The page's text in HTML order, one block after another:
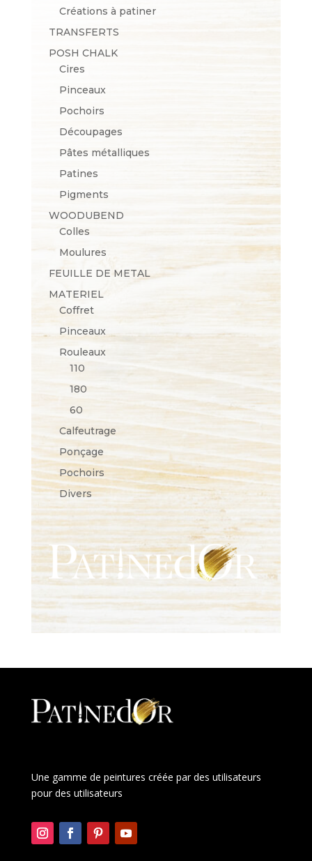
Créations à patiner
TRANSFERTS
POSH CHALK
Cires
Pinceaux
Pochoirs
Découpages
Pâtes métalliques
Patines
Pigments
WOODUBEND
Colles
Moulures
FEUILLE DE METAL
MATERIEL
Coffret
Pinceaux
Rouleaux
110
180
60
Calfeutrage
Ponçage
Pochoirs
Divers
Une gamme de peintures créée par des utilisateurs
pour des utilisateurs